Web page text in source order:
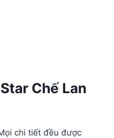
Chế Lan
chi tiết đều được